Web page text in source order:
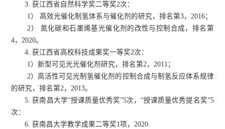
3. 获江西省自然科学奖二等奖2次：
1） 高效光催化制氢体系与催化剂的研究，排名第3，2016；
2） 氮化碳和石墨烯基光催化剂的改性与控制合成，排名第
4，2020。
4. 获江西省高校科技成果奖一等奖2次：
1）新型可见光光催化剂研究，排名第2，2011；
2）高活性可见光制氢催化剂的控制合成与制氢反应体系规律
的研究，排名第2，2013。
5. 获南昌大学“授课质量优秀奖”5次，“授课质量优秀提名奖”5
次：
6. 获南昌大学教学成果二等奖1项，2020.